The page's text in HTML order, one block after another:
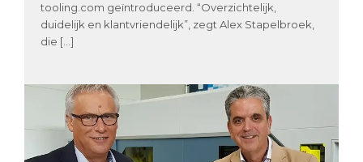
tooling.com geïntroduceerd. “Overzichtelijk,
duidelijk en klantvriendelijk”, zegt Alex Stapelbroek,
die […]